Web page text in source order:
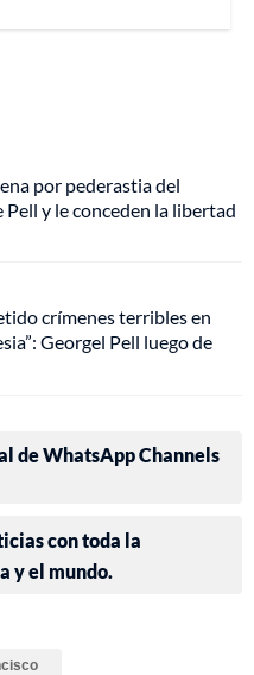
por pederastia del
Pell y le conceden la libertad
crímenes terribles en
Georgel Pell luego de
de WhatsApp Channels
con toda la
y el mundo.